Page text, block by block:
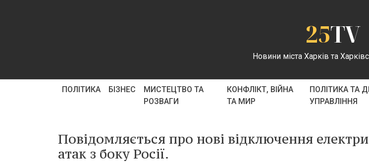
25TV
Новини міста Харків та
ПОЛІТИКА БІЗНЕС
МИСТЕЦТВО ТА
РОЗВАГИ
КОНФЛІКТ, ВІЙНА
ТА МИР
ПОЛІТИКА ТА
УПРАВЛІННЯ
Повідомляється про нові відключення
атак з боку Росії.